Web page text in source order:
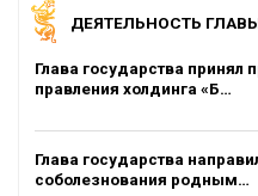
ДЕЯТЕЛЬНОСТЬ
Глава государства принял
правления холдинга «Б…
Глава государства
соболезнования родным…